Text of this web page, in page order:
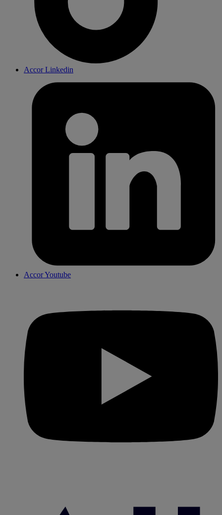
Accor Linkedin
Accor Youtube